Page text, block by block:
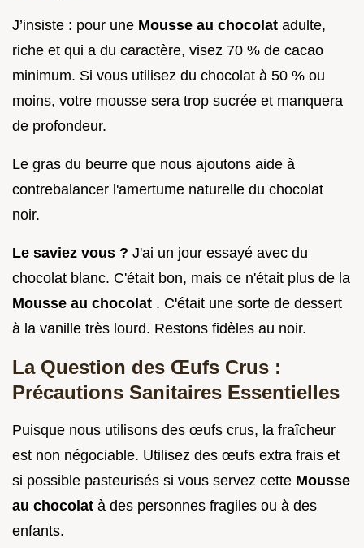
J’insiste : pour une Mousse au chocolat adulte,
riche et qui a du caractère, visez 70 % de cacao
minimum. Si vous utilisez du chocolat à 50 % ou
moins, votre mousse sera trop sucrée et manquera
de profondeur.
Le gras du beurre que nous ajoutons aide à
contrebalancer l'amertume naturelle du chocolat
noir.
Le saviez vous ? J'ai un jour essayé avec du
chocolat blanc. C'était bon, mais ce n'était plus de la
Mousse au chocolat . C'était une sorte de dessert
à la vanille très lourd. Restons fidèles au noir.
La Question des Œufs Crus :
Précautions Sanitaires Essentielles
Puisque nous utilisons des œufs crus, la fraîcheur
est non négociable. Utilisez des œufs extra frais et
si possible pasteurisés si vous servez cette Mousse
au chocolat à des personnes fragiles ou à des
enfants.